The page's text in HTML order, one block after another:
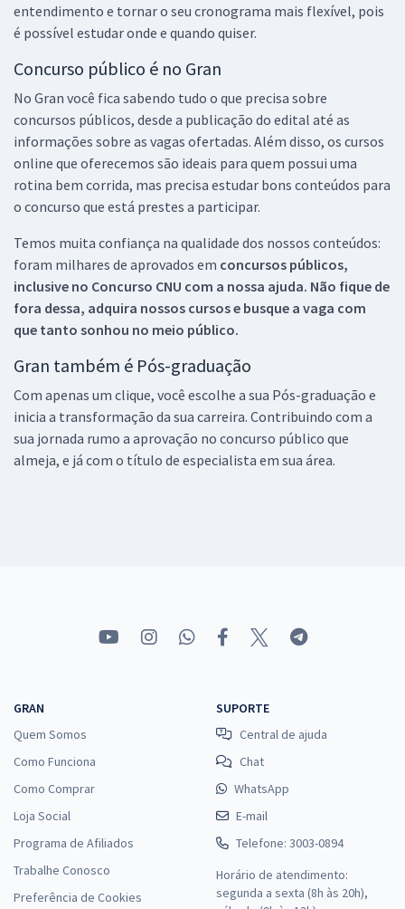
entendimento e tornar o seu cronograma mais flexível, pois
é possível estudar onde e quando quiser.
Concurso público é no Gran
No Gran você fica sabendo tudo o que precisa sobre
concursos públicos, desde a publicação do edital até as
informações sobre as vagas ofertadas. Além disso, os cursos
online que oferecemos são ideais para quem possui uma
rotina bem corrida, mas precisa estudar bons conteúdos para
o concurso que está prestes a participar.
Temos muita confiança na qualidade dos nossos conteúdos:
foram milhares de aprovados em concursos públicos,
inclusive no Concurso CNU com a nossa ajuda. Não fique de
fora dessa, adquira nossos cursos e busque a vaga com
que tanto sonhou no meio público.
Gran também é Pós-graduação
Com apenas um clique, você escolhe a sua Pós-graduação e
inicia a transformação da sua carreira. Contribuindo com a
sua jornada rumo a aprovação no concurso público que
almeja, e já com o título de especialista em sua área.
GRAN
Quem Somos
Como Funciona
Como Comprar
Loja Social
Programa de Afiliados
Trabalhe Conosco
Preferência de Cookies
SUPORTE
Central de ajuda
Chat
WhatsApp
E-mail
Telefone: 3003-0894
Horário de atendimento:
segunda a sexta (8h às 20h),